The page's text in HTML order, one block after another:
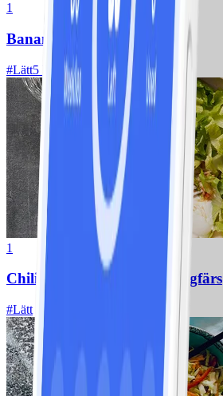
1
Bananpannkakor
#Lätt5 MIN
1
Chili con carne med kycklingfärs
#Lätt